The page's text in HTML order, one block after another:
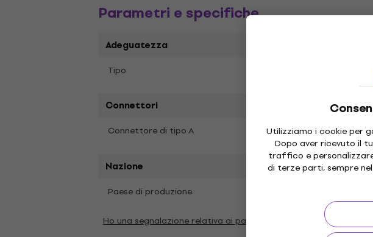
Utilizziamo i cookie per
Dopo aver ricevuto il
traffico e
di terze parti, sempre
Parametri e specifiche
Adeguatezza
Tipo
Connettori
Connettore di tipo A BNC Female
Nazione
Paese di produzione
Ho una segnalazione relativa ai parametri